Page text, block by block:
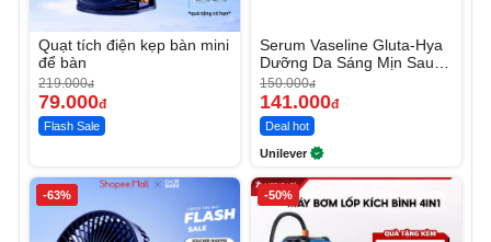
Quạt tích điện kẹp bàn mini
để bàn
219.000đ
79.000đ
Flash Sale
Serum Vaseline Gluta-Hya
Dưỡng Da Sáng Mịn Sau 7
Ngày
150.000đ
141.000đ
Deal hot
Unilever
-63% -50%